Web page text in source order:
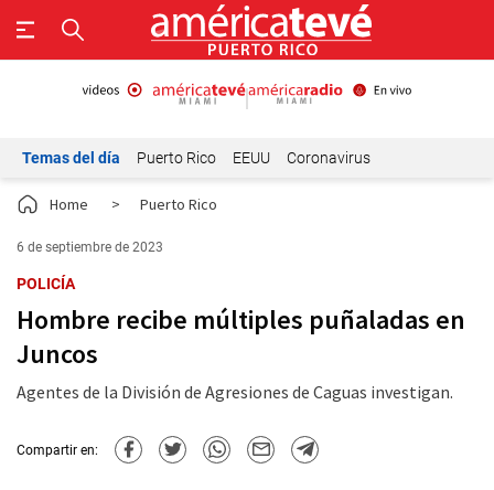
Temas del día Puerto Rico EEUU Coronavirus
Home > Puerto Rico
6 de septiembre de 2023
POLICÍA
Hombre recibe múltiples puñaladas en
Juncos
Agentes de la División de Agresiones de Caguas investigan.
Compartir en: